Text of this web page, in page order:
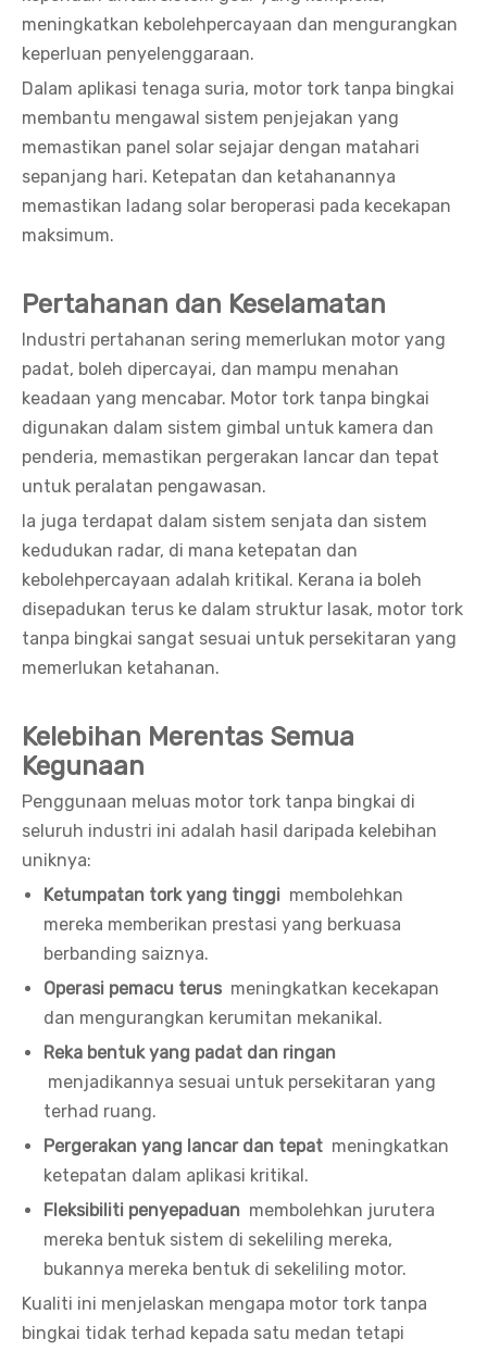
meningkatkan kebolehpercayaan dan mengurangkan
keperluan penyelenggaraan.
Dalam aplikasi tenaga suria, motor tork tanpa bingkai
membantu mengawal sistem penjejakan yang
memastikan panel solar sejajar dengan matahari
sepanjang hari. Ketepatan dan ketahanannya
memastikan ladang solar beroperasi pada kecekapan
maksimum.
Pertahanan dan Keselamatan
Industri pertahanan sering memerlukan motor yang
padat, boleh dipercayai, dan mampu menahan
keadaan yang mencabar. Motor tork tanpa bingkai
digunakan dalam sistem gimbal untuk kamera dan
penderia, memastikan pergerakan lancar dan tepat
untuk peralatan pengawasan.
Ia juga terdapat dalam sistem senjata dan sistem
kedudukan radar, di mana ketepatan dan
kebolehpercayaan adalah kritikal. Kerana ia boleh
disepadukan terus ke dalam struktur lasak, motor tork
tanpa bingkai sangat sesuai untuk persekitaran yang
memerlukan ketahanan.
Kelebihan Merentas Semua
Kegunaan
Penggunaan meluas motor tork tanpa bingkai di
seluruh industri ini adalah hasil daripada kelebihan
uniknya:
Ketumpatan tork yang tinggi membolehkan
mereka memberikan prestasi yang berkuasa
berbanding saiznya.
Operasi pemacu terus meningkatkan kecekapan
dan mengurangkan kerumitan mekanikal.
Reka bentuk yang padat dan ringan
menjadikannya sesuai untuk persekitaran yang
terhad ruang.
Pergerakan yang lancar dan tepat meningkatkan
ketepatan dalam aplikasi kritikal.
Fleksibiliti penyepaduan membolehkan jurutera
mereka bentuk sistem di sekeliling mereka,
bukannya mereka bentuk di sekeliling motor.
Kualiti ini menjelaskan mengapa motor tork tanpa
bingkai tidak terhad kepada satu medan tetapi